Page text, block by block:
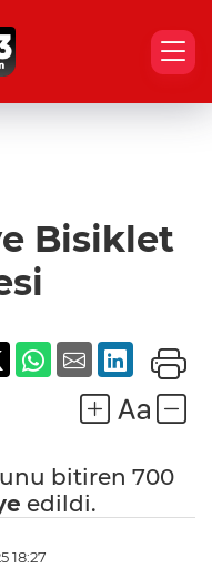
Bisiklet
bitiren 700
edildi.
18:27